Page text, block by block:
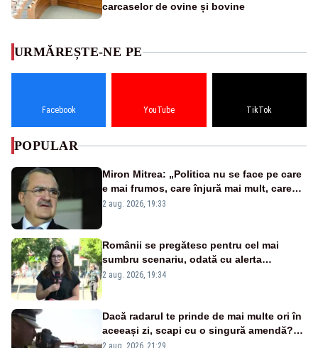
carcaselor de ovine și bovine
URMĂREȘTE-NE PE
Facebook YouTube TikTok
POPULAR
Miron Mitrea: „Politica nu se face pe care
e mai frumos, care înjură mai mult, care
țipă mai tare, ci pe proiecte”
2 aug. 2026, 19:33
Românii se pregătesc pentru cel mai
sumbru scenariu, odată cu alerta
energetică
2 aug. 2026, 19:34
Dacă radarul te prinde de mai multe ori în
aceeași zi, scapi cu o singură amendă?
Ce spune legea